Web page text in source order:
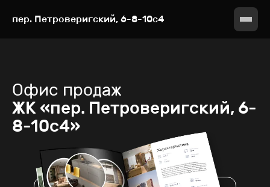
пер. Петроверигский, 6-8-10с4
Офис продаж
ЖК «пер. Петроверигский, 6-
8-10с4»